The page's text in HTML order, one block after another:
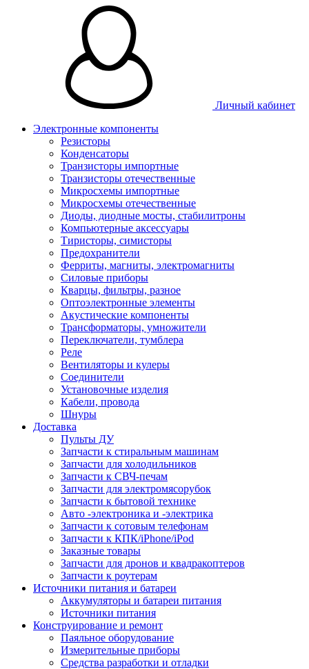
Личный кабинет
Электронные компоненты
Резисторы
Конденсаторы
Транзисторы импортные
Транзисторы отечественные
Микросхемы импортные
Микросхемы отечественные
Диоды, диодные мосты, стабилитроны
Компьютерные аксессуары
Тиристоры, симисторы
Предохранители
Ферриты, магниты, электромагниты
Силовые приборы
Кварцы, фильтры, разное
Оптоэлектронные элементы
Акустические компоненты
Трансформаторы, умножители
Переключатели, тумблера
Реле
Вентиляторы и кулеры
Соединители
Установочные изделия
Кабели, провода
Шнуры
Доставка
Пульты ДУ
Запчасти к стиральным машинам
Запчасти для холодильников
Запчасти к СВЧ-печам
Запчасти для электромясорубок
Запчасти к бытовой технике
Авто -электроника и -электрика
Запчасти к сотовым телефонам
Запчасти к КПК/iPhone/iPod
Заказные товары
Запчасти для дронов и квадракоптеров
Запчасти к роутерам
Источники питания и батареи
Аккумуляторы и батареи питания
Источники питания
Конструирование и ремонт
Паяльное оборудование
Измерительные приборы
Средства разработки и отладки